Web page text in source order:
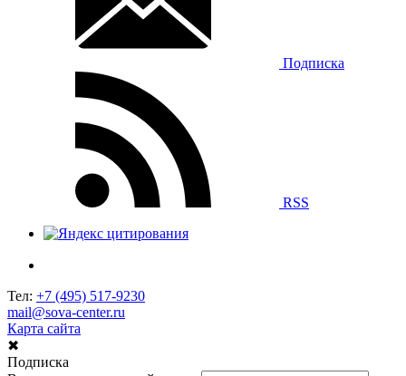
Подписка
RSS
Тел: +7 (495) 517-9230
mail@sova-center.ru
Карта сайта
✖
Подписка